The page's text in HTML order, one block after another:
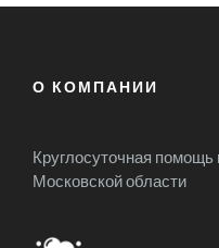
О КОМПАНИИ
Круглосуточная
Московской области